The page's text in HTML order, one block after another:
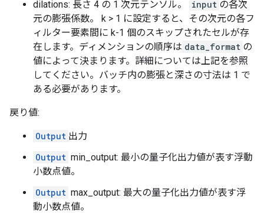
dilations: 長さ 4 の 1 次元テンソル。 input の各次
元の膨張係数。 k > 1 に設定すると、その次元の各フ
ィルター要素間に k-1 個のスキップされたセルが存
在します。ディメンションの順序は data_format の
値によって決まります。詳細については上記を参照
してください。バッチ内の膨張と深さの寸法は 1 で
ある必要があります。
戻り値:
Output 出力
Output min_output: 最小の量子化出力値が表す浮動
小数点値。
Output max_output: 最大の量子化出力値が表す浮
動小数点値。